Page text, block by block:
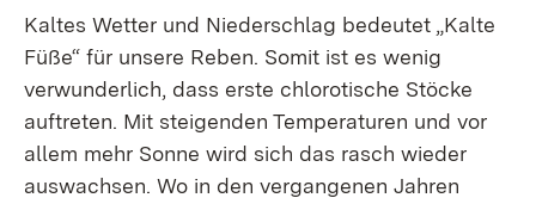
Kaltes Wetter und Niederschlag bedeutet „Kalte
Füße“ für unsere Reben. Somit ist es wenig
verwunderlich, dass erste chlorotische Stöcke
auftreten. Mit steigenden Temperaturen und vor
allem mehr Sonne wird sich das rasch wieder
auswachsen. Wo in den vergangenen Jahren